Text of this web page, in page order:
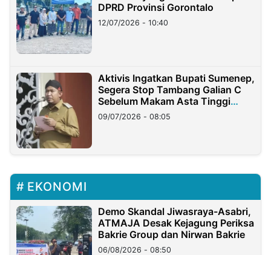
DPRD Provinsi Gorontalo
12/07/2026 - 10:40
Aktivis Ingatkan Bupati Sumenep,
Segera Stop Tambang Galian C
Sebelum Makam Asta Tinggi
Longsor
09/07/2026 - 08:05
EKONOMI
Demo Skandal Jiwasraya-Asabri,
ATMAJA Desak Kejagung Periksa
Bakrie Group dan Nirwan Bakrie
06/08/2026 - 08:50